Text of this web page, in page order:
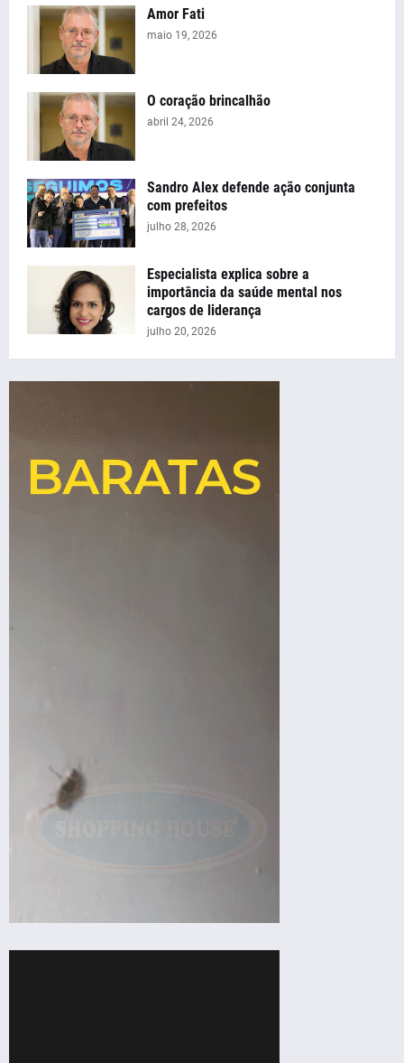
Amor Fati
maio 19, 2026
O coração brincalhão
abril 24, 2026
Sandro Alex defende ação conjunta
com prefeitos
julho 28, 2026
Especialista explica sobre a
importância da saúde mental nos
cargos de liderança
julho 20, 2026